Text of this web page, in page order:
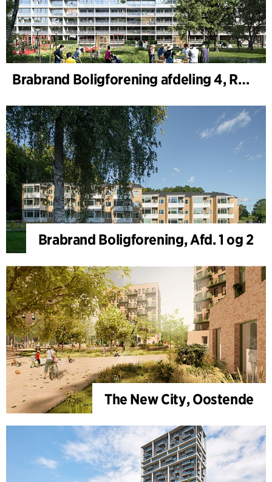
Brabrand Boligforening afdeling 4, Renovering
Brabrand Boligforening, Afd. 1 og 2
The New City, Oostende